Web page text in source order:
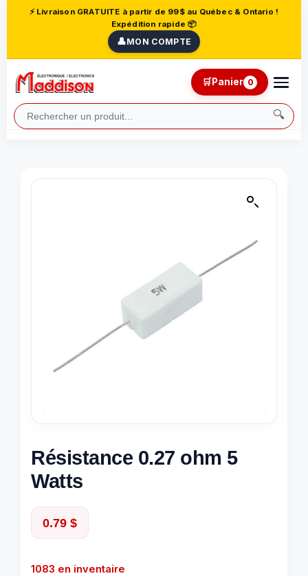
⚡ Livraison GRATUITE à partir de 99$ au Québec & Ontario !
Expédition rapide 📦
👤MON COMPTE
🔍
🛒Panier 0
Résistance 0.27 ohm 5
Watts
0.79 $
1083 en inventaire